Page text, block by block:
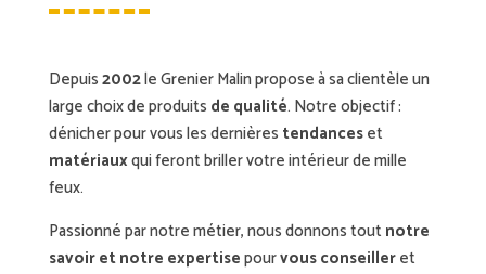
Depuis2002le Grenier Malin propose à sa clientèle un
large choix de produits de qualité. Notre objectif :
dénicher pour vous les dernières tendanceset
matériauxqui feront briller votre intérieur de mille
feux.
Passionné par notre métier, nous donnons tout notre
savoir et notre expertisepourvous conseilleret